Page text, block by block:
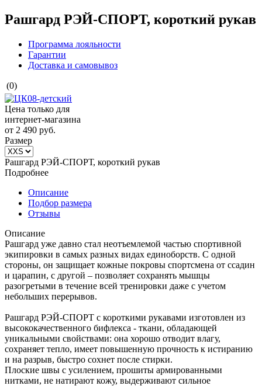
Рашгард РЭЙ-СПОРТ, короткий рукав
Программа лояльности
Гарантии
Доставка и самовывоз
(0)
Цена только для
интернет-магазина
от 2 490 руб.
Размер
Рашгард РЭЙ-СПОРТ, короткий рукав
Подробнее
Описание
Подбор размера
Отзывы
Описание
Рашгард уже давно стал неотъемлемой частью спортивной
экипировки в самых разных видах единоборств. С одной
стороны, он защищает кожные покровы спортсмена от ссадин
и царапин, с другой – позволяет сохранять мышцы
разогретыми в течение всей тренировки даже с учетом
небольших перерывов.
Рашгард РЭЙ-СПОРТ с короткими рукавами изготовлен из
высококачественного бифлекса - ткани, обладающей
уникальными свойствами: она хорошо отводит влагу,
сохраняет тепло, имеет повышенную прочность к истиранию
и на разрыв, быстро сохнет после стирки.
Плоские швы с усилением, прошиты армированными
нитками, не натирают кожу, выдерживают сильное